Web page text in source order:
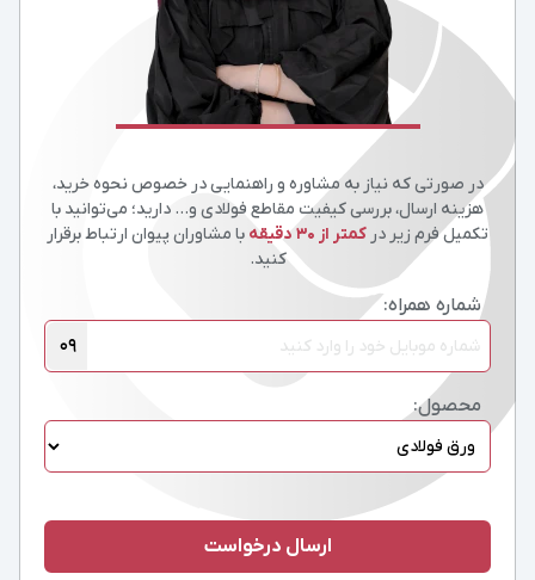
در صورتی که نیاز به مشاوره و راهنمایی در خصوص نحوه خرید،
هزینه ارسال، بررسی کیفیت مقاطع فولادی و… دارید؛ می‌توانید با
تکمیل فرم زیر در کمتر از 30 دقیقه
با مشاوران پیوان ارتباط برقرار
کنید.
شماره همراه:
09
محصول: